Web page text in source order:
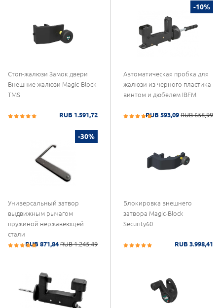
Стоп-жалюзи Замок двери
Внешние жалюзи Magic-Block
TMS
RUB 1.591,72
-10%
Автоматическая пробка для
жалюзи из черного пластика
винтом и дюбелем IBFM
RUB 593,09 RUB 658,99
-30%
Универсальный затвор
выдвижным рычагом
пружиной нержавеющей
стали
RUB 871,84 RUB 1.245,49
Блокировка внешнего
затвора Magic-Block
Security60
RUB 3.998,41